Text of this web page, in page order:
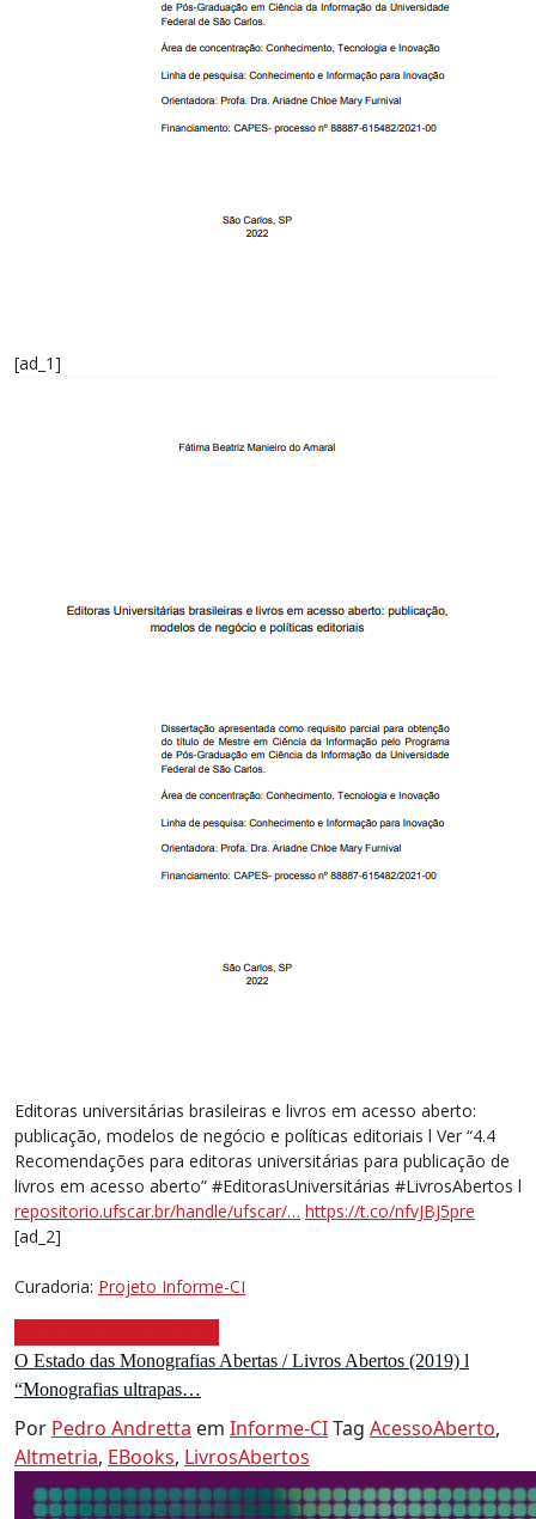
[ad_1]
Editoras universitárias brasileiras e livros em acesso aberto:
publicação, modelos de negócio e políticas editoriais l Ver “4.4
Recomendações para editoras universitárias para publicação de
livros em acesso aberto” #EditorasUniversitárias #LivrosAbertos l
repositorio.ufscar.br/handle/ufscar/… https://t.co/nfvJBJ5pre
[ad_2]
Curadoria: Projeto Informe-CI
O Estado das Monografias Abertas / Livros Abertos (2019) l
“Monografias ultrapas…
Por Pedro Andretta em Informe-CITag AcessoAberto,
Altmetria, EBooks, LivrosAbertos